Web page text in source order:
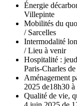
Énergie
Villepinte
Mobilités du
/ Sarcelles
Intermodalité
/ Lieu à venir
Hospitalité :
Paris-Charles
Aménagement
2025 de18h30
Qualité de vie,